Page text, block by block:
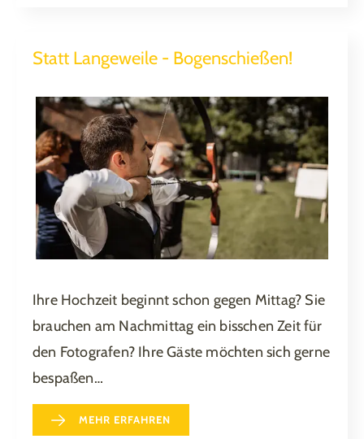
Statt Langeweile - Bogenschießen!
Ihre Hochzeit beginnt schon gegen Mittag? Sie
brauchen am Nachmittag ein bisschen Zeit für
den Fotografen? Ihre Gäste möchten sich gerne
bespaßen…
MEHR ERFAHREN